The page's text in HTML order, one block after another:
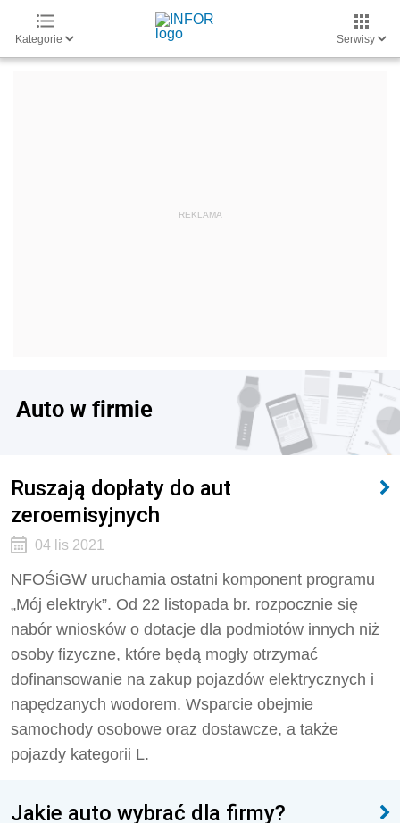
Kategorie Serwisy
Auto w firmie
Ruszają dopłaty do aut
zeroemisyjnych
04 lis 2021
NFOŚiGW uruchamia ostatni komponent programu
„Mój elektryk”. Od 22 listopada br. rozpocznie się
nabór wniosków o dotacje dla podmiotów innych niż
osoby fizyczne, które będą mogły otrzymać
dofinansowanie na zakup pojazdów elektrycznych i
napędzanych wodorem. Wsparcie obejmie
samochody osobowe oraz dostawcze, a także
pojazdy kategorii L.
Jakie auto wybrać dla firmy?